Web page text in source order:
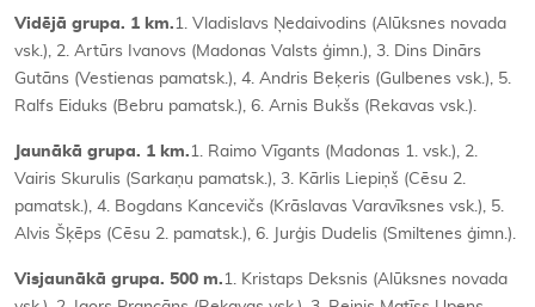
Vidējā grupa. 1 km.1. Vladislavs Ņedaivodins (Alūksnes novada
vsk.), 2. Artūrs Ivanovs (Madonas Valsts ģimn.), 3. Dins Dinārs
Gutāns (Vestienas pamatsk.), 4. Andris Beķeris (Gulbenes vsk.), 5.
Ralfs Eiduks (Bebru pamatsk.), 6. Arnis Bukšs (Rekavas vsk.).
Jaunākā grupa. 1 km.1. Raimo Vīgants (Madonas 1. vsk.), 2.
Vairis Skurulis (Sarkaņu pamatsk.), 3. Kārlis Liepiņš (Cēsu 2.
pamatsk.), 4. Bogdans Kancevičs (Krāslavas Varavīksnes vsk.), 5.
Alvis Šķēps (Cēsu 2. pamatsk.), 6. Jurģis Dudelis (Smiltenes ģimn.).
Visjaunākā grupa. 500 m.1. Kristaps Deksnis (Alūksnes novada